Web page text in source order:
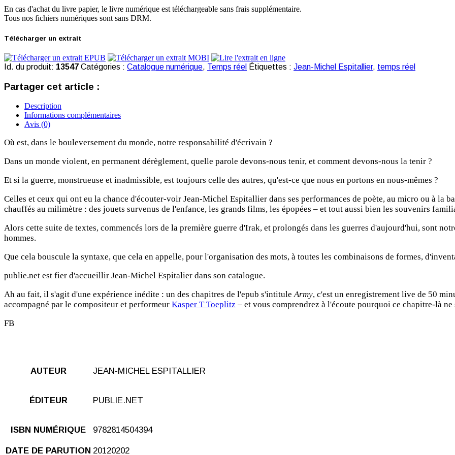
En cas d'achat du livre papier, le livre numérique est téléchargeable sans frais supplémentaire.
Tous nos fichiers numériques sont sans DRM.
Télécharger un extrait
Id. du produit: 13547 Catégories : Catalogue numérique, Temps réel Étiquettes : Jean-Michel Espitallier, temps réel
Partager cet article :
Description
Informations complémentaires
Avis (0)
Où est, dans le bouleversement du monde, notre responsabilité d'écrivain ?
Dans un monde violent, en permanent dérèglement, quelle parole devons-nous tenir, et comment devons-nous la tenir ?
Et si la guerre, monstrueuse et inadmissible, est toujours celle des autres, qu'est-ce que nous en portons en nous-mêmes ?
Celles et ceux qui ont eu la chance d'écouter-voir Jean-Michel Espitallier dans ses performances de poète, au micro ou à la
chauffés au milimètre : des jouets survenus de l'enfance, les grands films, les épopées – et tout aussi bien les souvenirs
Alors cette suite de textes, commencés lors de la première guerre d'Irak, et prolongés dans les guerres d'aujourd'hui, sont
hommes.
Que cela bouscule la syntaxe, que cela en appelle, pour l'organisation des mots, à toutes les combinaisons de formes,
publie.net est fier d'accueillir Jean-Michel Espitalier dans son catalogue.
Ah au fait, il s'agit d'une expérience inédite : un des chapitres de l'epub s'intituleArmy, c'est un enregistrement live de 50
accompagné par le compositeur et performeur Kasper T Toeplitz – et vous comprendrez à l'écoute pourquoi ce chapitre-là
FB
AUTEUR JEAN-MICHEL ESPITALLIER
ÉDITEUR PUBLIE.NET
ISBN NUMÉRIQUE 9782814504394
DATE DE PARUTION 20120202